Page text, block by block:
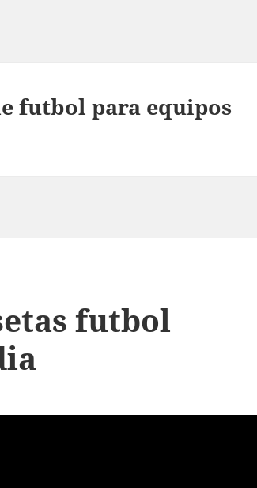
futbol para equipos
futbol